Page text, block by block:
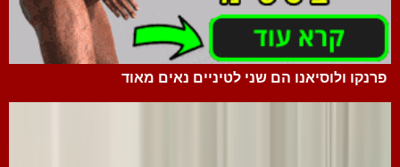
פרנקו ולוסיאנו הם שני לטיניים נאים מאוד